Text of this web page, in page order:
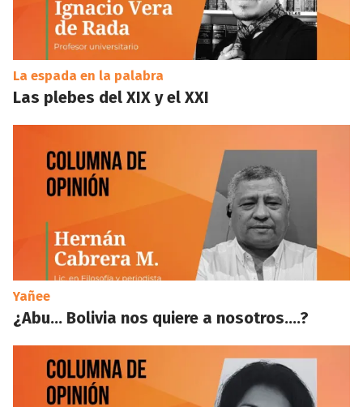
La espada en la palabra
Las plebes del XIX y el XXI
Yañee
¿Abu… Bolivia nos quiere a nosotros….?